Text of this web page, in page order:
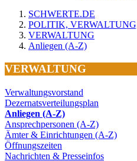
SCHWERTE.DE
POLITIK,
VERWALTUNG
Anliegen (A-Z)
VERWALTUNG
Verwaltungsvorstand
Dezernatsverteilungsplan
Anliegen (A-Z)
Ansprechpersonen (A-Z)
Ämter & Einrichtungen (A-Z)
Öffnungszeiten
Nachrichten & Presseinfos